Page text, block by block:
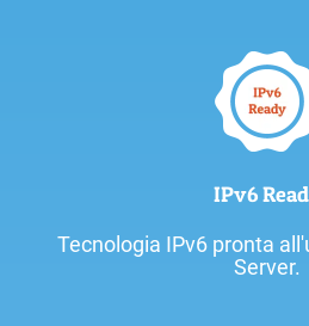
IPv6
Tecnologia IPv6 pronta
Server.